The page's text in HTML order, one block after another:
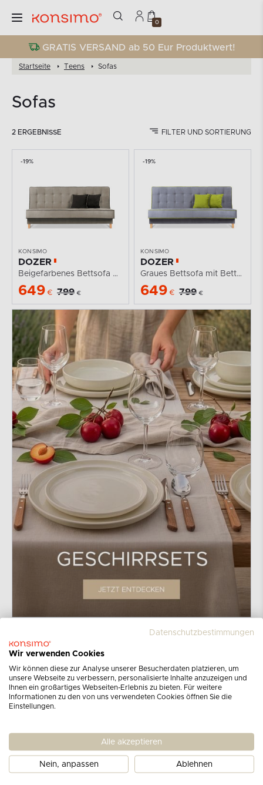
0
GRATIS VERSAND ab 50 Eur Produktwert!
Startseite Teens Sofas
Sofas
2 ERGEBNISSE FILTER UND SORTIERUNG
-19%
KONSIMO
DOZER
Beigefarbenes Bettsofa mit Bettzeugkasten
649 € 799 €
-19%
KONSIMO
DOZER
Graues Bettsofa mit Bettzeugkasten
649 € 799 €
Erhalten Sie Informationen über die neuesten
Datenschutzbestimmungen
Wir verwenden Cookies
Wir können diese zur Analyse unserer Besucherdaten platzieren, um
unsere Webseite zu verbessern, personalisierte Inhalte anzuzeigen und
Ihnen ein großartiges Webseiten-Erlebnis zu bieten. Für weitere
Informationen zu den von uns verwendeten Cookies öffnen Sie die
Einstellungen.
Alle akzeptieren
Nein, anpassen Ablehnen